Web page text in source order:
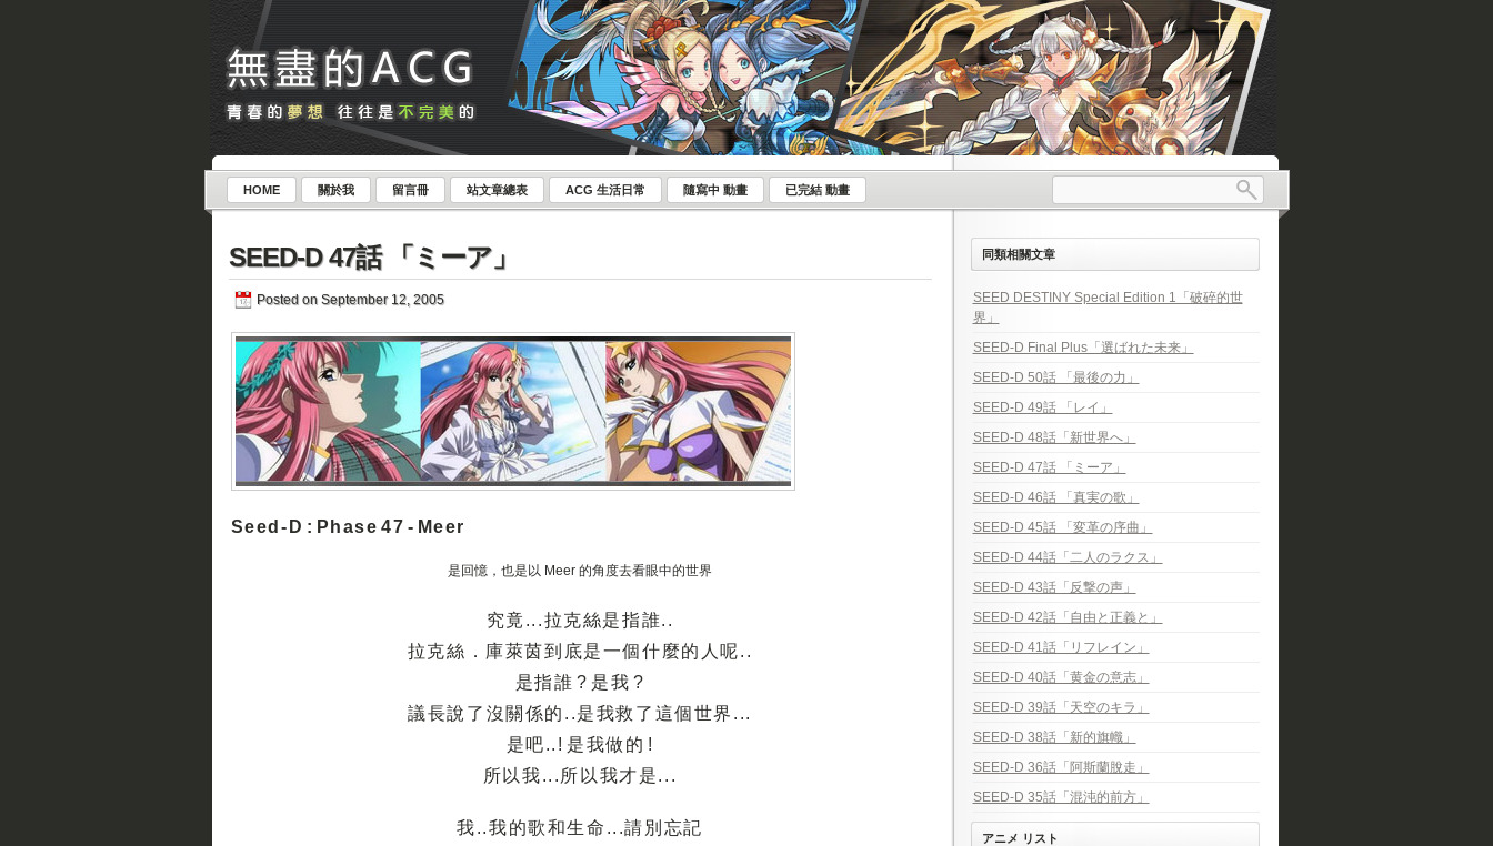
HOME 關於我 留言冊 站文章總表 ACG 生活日常 隨寫中 動畫 已完結 動畫
SEED-D 47話 「ミーア」
Posted on September 12, 2005
Seed-D : Phase 47 - Meer
是回憶，也是以 Meer 的角度去看眼中的世界
究竟...拉克絲是指誰..
拉克絲．庫萊茵到底是一個什麼的人呢..
是指誰 ? 是我 ?
議長說了沒關係的..是我救了這個世界...
是吧..! 是我做的 !
所以我...所以我才是...
我..我的歌和生命...請別忘記
同類相關文章
SEED DESTINY Special Edition 1「破碎的世
界」
SEED-D Final Plus「選ばれた未来」
SEED-D 50話 「最後の力」
SEED-D 49話 「レイ」
SEED-D 48話「新世界へ」
SEED-D 47話 「ミーア」
SEED-D 46話 「真実の歌」
SEED-D 45話 「変革の序曲」
SEED-D 44話「二人のラクス」
SEED-D 43話「反撃の声」
SEED-D 42話「自由と正義と」
SEED-D 41話「リフレイン」
SEED-D 40話「黄金の意志」
SEED-D 39話「天空のキラ」
SEED-D 38話「新的旗幟」
SEED-D 36話「阿斯蘭脫走」
SEED-D 35話「混沌的前方」
アニメ リスト